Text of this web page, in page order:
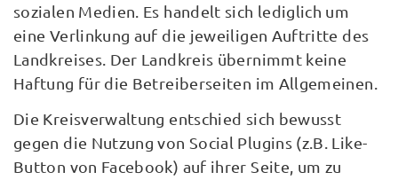
sozialen Medien. Es handelt sich lediglich um
eine Verlinkung auf die jeweiligen Auftritte des
Landkreises. Der Landkreis übernimmt keine
Haftung für die Betreiberseiten im Allgemeinen.
Die Kreisverwaltung entschied sich bewusst
gegen die Nutzung von Social Plugins (z.B. Like-
Button von Facebook) auf ihrer Seite, um zu